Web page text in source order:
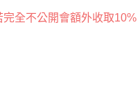
全不公開會額外收取10%